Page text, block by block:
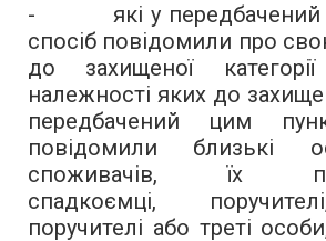
- які у передбачений
спосіб повідомили про
до захищеної
належності яких до
передбачений цим
повідомили близькі
споживачів, їх
спадкоємці,
поручителі або треті